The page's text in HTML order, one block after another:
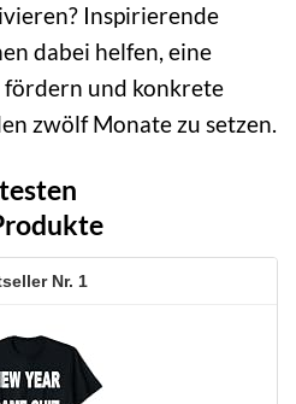
Inspirierende
dabei helfen, eine
fördern und konkrete
zwölf Monate zu setzen.
1